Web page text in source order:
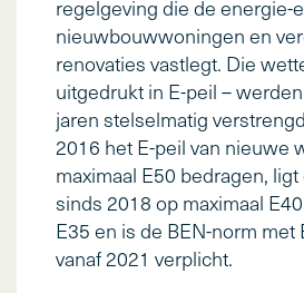
regelgeving die de energie-
nieuwbouwwoningen en
renovaties vastlegt. Die
uitgedrukt in E-peil –
jaren stelselmatig
2016 het E-peil van nieuwe
maximaal E50 bedragen,
sinds 2018 op maximaal
E35 en is de BEN-norm met
vanaf 2021 verplicht.